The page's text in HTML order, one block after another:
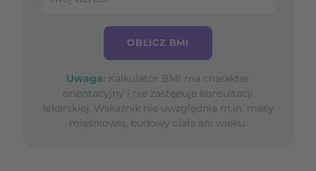
OBLICZ BMI
Uwaga: Kalkulator BMI ma charakter
orientacyjny i nie zastępuje konsultacji
lekarskiej. Wskaźnik nie uwzględnia m.in. masy
mięśniowej, budowy ciała ani wieku.